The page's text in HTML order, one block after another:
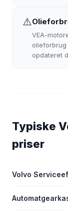
⚠️
VEA-
olieforbrug
opdateret
Typiske
priser
Volvo